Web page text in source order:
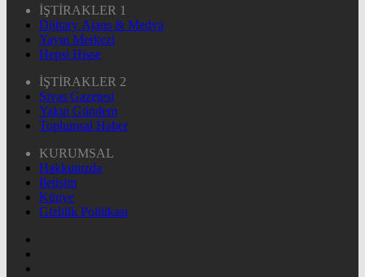
İŞTİRAKLER 1
Dijitary Ajans & Medya
Yayın Merkezi
Hepsi Hisse
İŞTİRAKLER 2
Sivas Gazetesi
Yakın Gündem
Toplumsal Haber
KURUMSAL
Hakkımızda
İletişim
Künye
Gizlilik Politikası